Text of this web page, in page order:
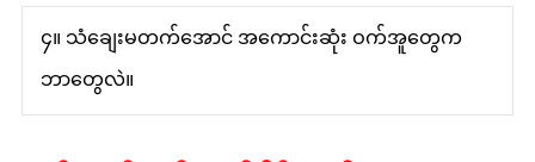
၄။ သံချေးမတက်အောင် အကောင်းဆုံး ဝက်အူတွေက
ဘာတွေလဲ။